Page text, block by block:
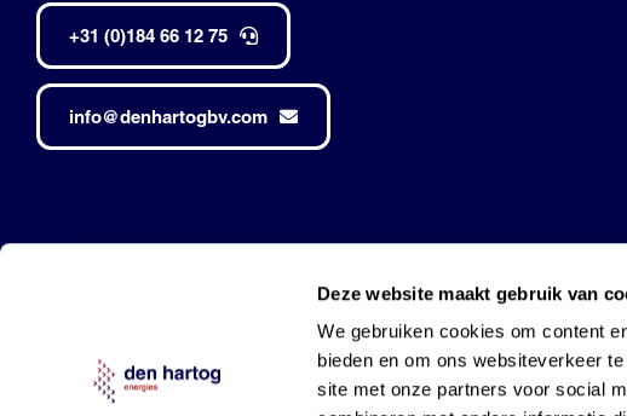
Deze website maakt gebruik van
We gebruiken cookies om content
bieden en om ons websiteverkeer
site met onze partners voor social
+31 (0)184 66 12 75
info@denhartogbv.com
Den Hartog • Alle rechten voorbehouden •
Made by Robuust
and used under license by